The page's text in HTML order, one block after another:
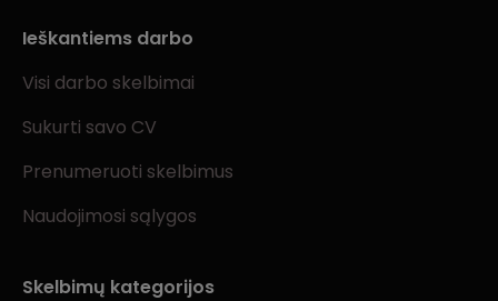
Ieškantiems darbo
Visi darbo skelbimai
Sukurti savo CV
Prenumeruoti skelbimus
Naudojimosi sąlygos
Skelbimų kategorijos